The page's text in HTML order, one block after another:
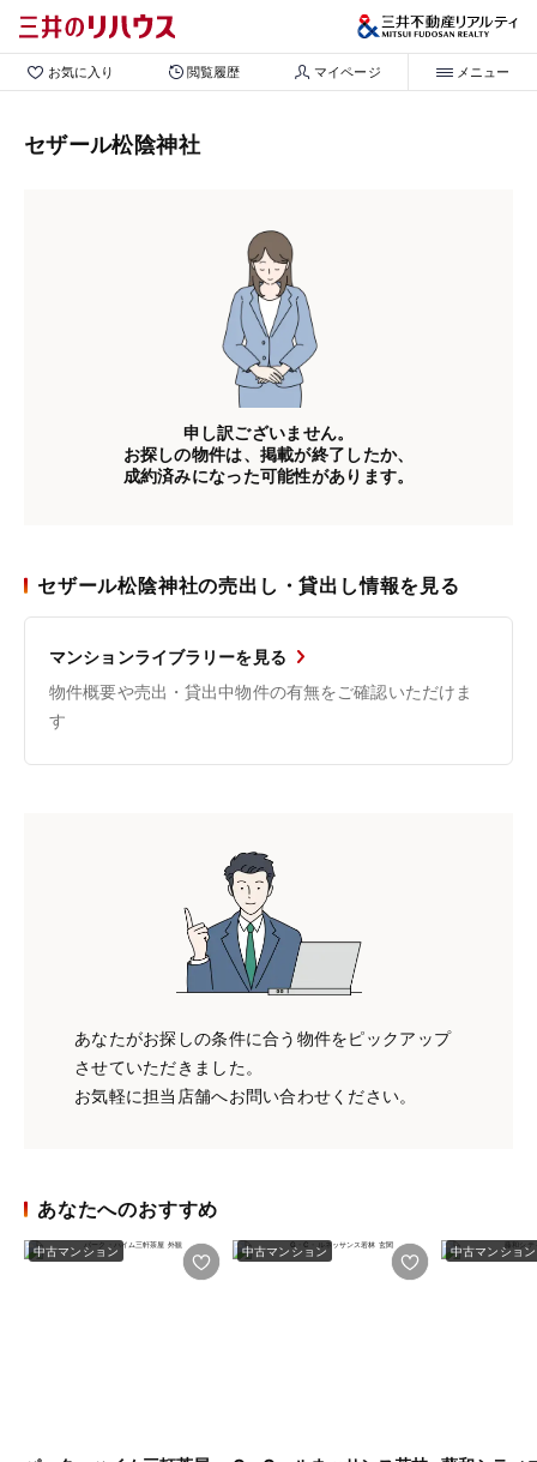
お気に入り 閲覧履歴 マイページ メニュー
セザール松陰神社
申し訳ございません。
お探しの物件は、掲載が終了したか、
成約済みになった可能性があります。
セザール松陰神社の売出し・貸出し情報を見る
マンションライブラリーを見る
物件概要や売出・貸出中物件の有無をご確認いただけま
す
あなたがお探しの条件に合う物件をピックアップ
させていただきました。
お気軽に担当店舗へお問い合わせください。
あなたへのおすすめ
中古マンション 中古マンション 中古マンション